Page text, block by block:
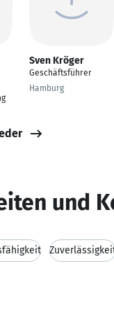
Sven Kröger
Geschäftsführer
Hamburg
und